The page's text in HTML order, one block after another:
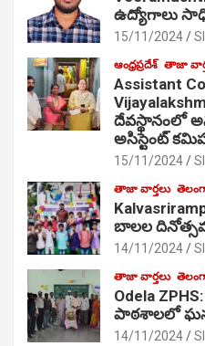
ఉద్యోగాలు
15/11/2024
ఆంధ్రప్రదేశ్ తాజా
Assistant
దేవస్థానంలో
అసిస్టెంట్
15/11/2024
తాజా వార్తలు
బాలల
14/11/2024
తాజా వార్తలు
Odela
పాఠ‌శాల‌లో
14/11/2024